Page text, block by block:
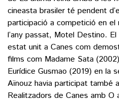
VEURE
VEURE
cineasta brasiler té pendent
participació a competició en
l’any passat, Motel Destino.
estat unit a Canes com
films com Madame Sata
Eurídice Gusmao (2019) en la
Aïnouz havia participat també
Realitzadors de Canes amb O